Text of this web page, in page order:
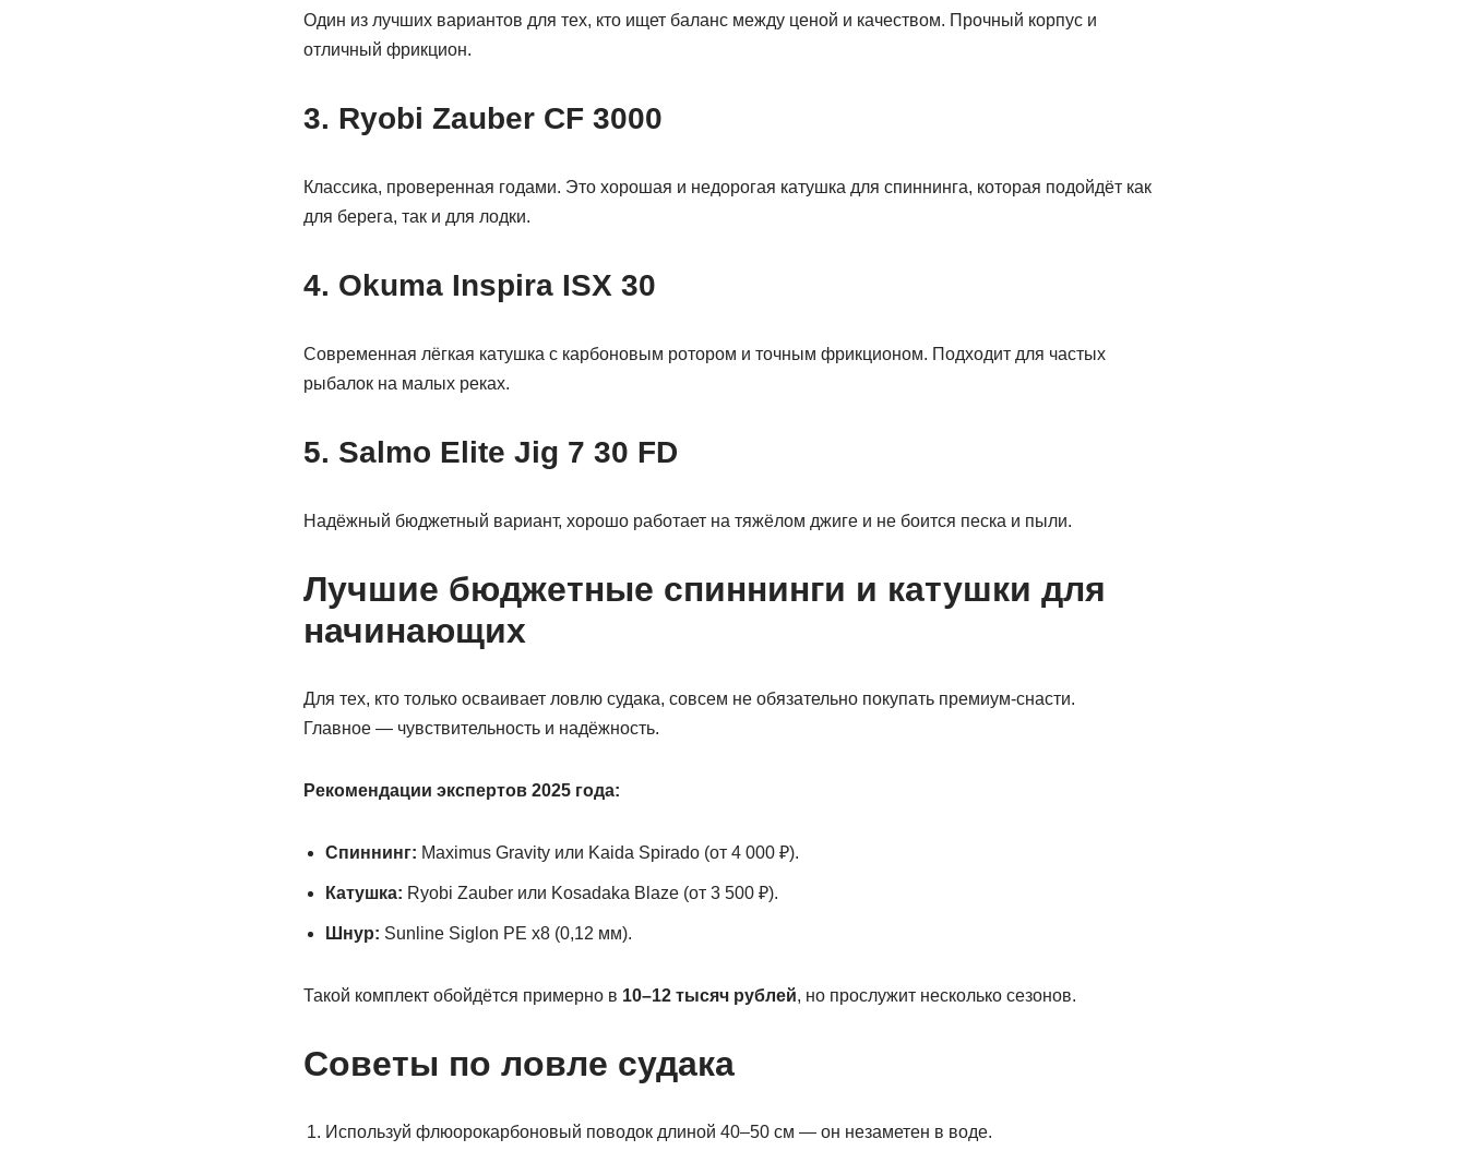
Один из лучших вариантов для тех, кто ищет баланс между ценой и качеством. Прочный корпус и
отличный фрикцион.
3. Ryobi Zauber CF 3000
Классика, проверенная годами. Это хорошая и недорогая катушка для спиннинга, которая подойдёт как
для берега, так и для лодки.
4. Okuma Inspira ISX 30
Современная лёгкая катушка с карбоновым ротором и точным фрикционом. Подходит для частых
рыбалок на малых реках.
5. Salmo Elite Jig 7 30 FD
Надёжный бюджетный вариант, хорошо работает на тяжёлом джиге и не боится песка и пыли.
Лучшие бюджетные спиннинги и катушки для
начинающих
Для тех, кто только осваивает ловлю судака, совсем не обязательно покупать премиум-снасти.
Главное — чувствительность и надёжность.
Рекомендации экспертов 2025 года:
Спиннинг: Maximus Gravity или Kaida Spirado (от 4 000 ₽).
Катушка: Ryobi Zauber или Kosadaka Blaze (от 3 500 ₽).
Шнур: Sunline Siglon PE x8 (0,12 мм).
Такой комплект обойдётся примерно в 10–12 тысяч рублей, но прослужит несколько сезонов.
Советы по ловле судака
Используй флюорокарбоновый поводок длиной 40–50 см — он незаметен в воде.